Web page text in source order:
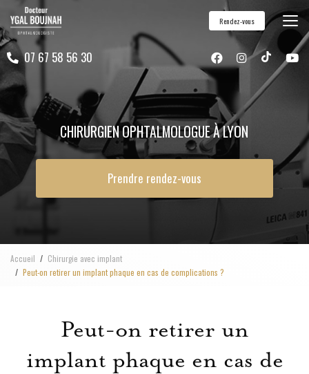
au
contenu
principal07 67 58 56 30
Rendez-vous
CHIRURGIEN OPHTALMOLOGUE À LYON
Prendre rendez-vous
Accueil
Chirurgie avec implant
Peut-on retirer un implant phaque en cas de complications ?
Peut-on retirer un
implant phaque en cas de